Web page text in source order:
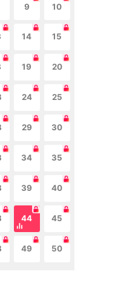
9 10
14 15
19 20
24 25
29 30
34 35
39 40
44 45
49 50